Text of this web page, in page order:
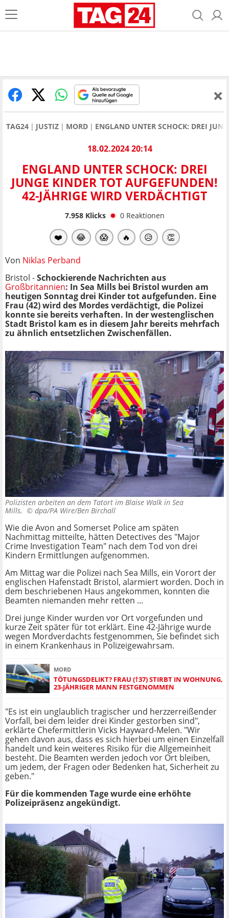
TAG24 JUSTIZ MORD ENGLAND UNTER SCHOCK: DREI
18.02.2024 20:14
ENGLAND UNTER SCHOCK: DREI
JUNGE KINDER TOT AUFGEFUNDEN!
42-JÄHRIGE WIRD VERDÄCHTIGT
7.958Klicks 0 Reaktionen
❤️ 😂 😱 🔥 😥 👏
Von Niklas Perband
Bristol -Schockierende Nachrichten aus
Großbritannien: In Sea Mills bei Bristol wurden am
heutigen Sonntag drei Kinder tot aufgefunden. Eine
Frau (42) wird des Mordes verdächtigt, die Polizei
konnte sie bereits verhaften. In der westenglischen
Stadt Bristol kam es in diesem Jahr bereits mehrfach
zu ähnlich entsetzlichen Zwischenfällen.
Polizisten arbeiten an dem Tatort im Blaise Walk in Sea
Mills. © dpa/PA Wire/Ben Birchall
Wie die Avon and Somerset Police am späten
Nachmittag mitteilte, hätten Detectives des "Major
Crime Investigation Team" nach dem Tod von drei
Kindern Ermittlungen aufgenommen.
Am Mittag war die Polizei nach Sea Mills, ein Vorort der
englischen Hafenstadt Bristol, alarmiert worden. Doch in
dem beschriebenen Haus angekommen, konnten die
Beamten niemanden mehr retten ...
Drei junge Kinder wurden vor Ort vorgefunden und
kurze Zeit später für tot erklärt. Eine 42-Jährige wurde
wegen Mordverdachts festgenommen, Sie befindet sich
in einem Krankenhaus in Polizeigewahrsam.
MORD
TÖTUNGSDELIKT? FRAU (†37) STIRBT IN WOHNUNG,
23-JÄHRIGER MANN FESTGENOMMEN
"Es ist ein unglaublich tragischer und herzzerreißender
Vorfall, bei dem leider drei Kinder gestorben sind",
erklärte Chefermittlerin Vicks Hayward-Melen. "Wir
gehen davon aus, dass es sich hierbei um einen Einzelfall
handelt und kein weiteres Risiko für die Allgemeinheit
besteht. Die Beamten werden jedoch vor Ort bleiben,
um jedem, der Fragen oder Bedenken hat, Sicherheit zu
geben."
Für die kommenden Tage wurde eine erhöhte
Polizeipräsenz angekündigt.